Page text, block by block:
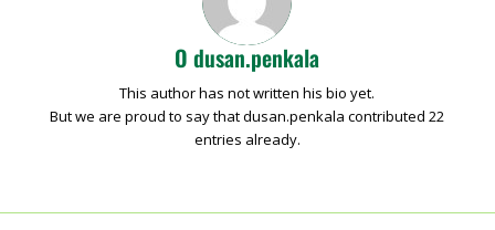
Odusan.penkala
This author has not written his bio yet.
But we are proud to say thatdusan.penkala contributed 22
entries already.